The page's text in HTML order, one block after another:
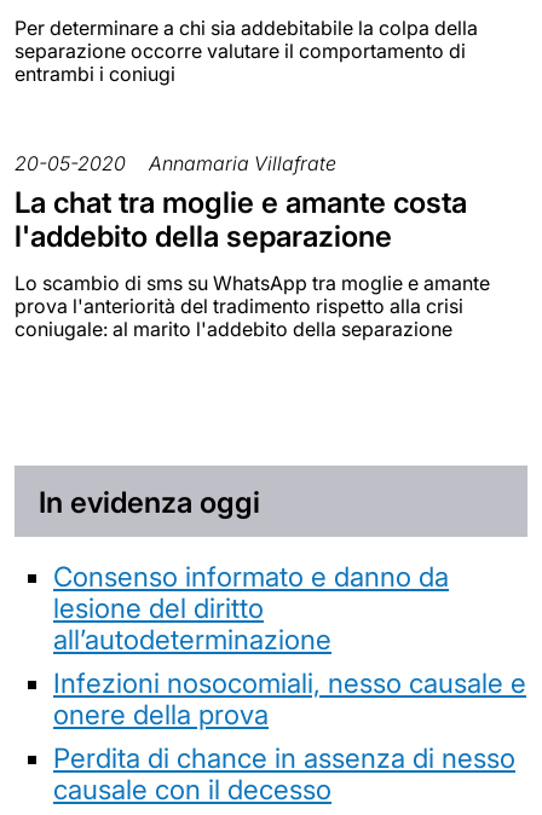
Per determinare a chi sia addebitabile la colpa della
separazione occorre valutare il comportamento di
entrambi i coniugi
20-05-2020 Annamaria Villafrate
La chat tra moglie e amante costa
l'addebito della separazione
Lo scambio di sms su WhatsApp tra moglie e amante
prova l'anteriorità del tradimento rispetto alla crisi
coniugale: al marito l'addebito della separazione
In evidenza oggi
Consenso informato e danno da
lesione del diritto
all’autodeterminazione
Infezioni nosocomiali, nesso causale e
onere della prova
Perdita di chance in assenza di nesso
causale con il decesso